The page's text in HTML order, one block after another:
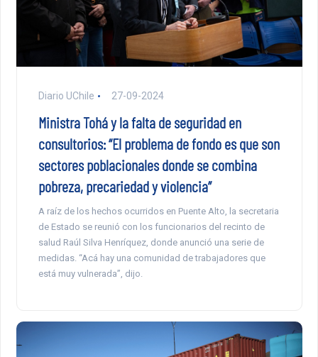
Diario UChile 27-09-2024
Ministra Tohá y la falta de seguridad en
consultorios: “El problema de fondo es que son
sectores poblacionales donde se combina
pobreza, precariedad y violencia”
A raíz de los hechos ocurridos en Puente Alto, la secretaria
de Estado se reunió con los funcionarios del recinto de
salud Raúl Silva Henríquez, donde anunció una serie de
medidas. “Acá hay una comunidad de trabajadores que
está muy vulnerada”, dijo.